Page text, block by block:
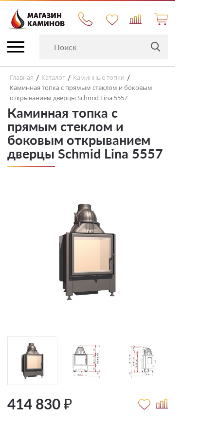
Главная / Каталог / Каминные топки /
Каминная топка с прямым стеклом и боковым
открыванием дверцы Schmid Lina 5557
Каминная топка с
прямым стеклом и
боковым открыванием
дверцы Schmid Lina 5557
414 830 ₽